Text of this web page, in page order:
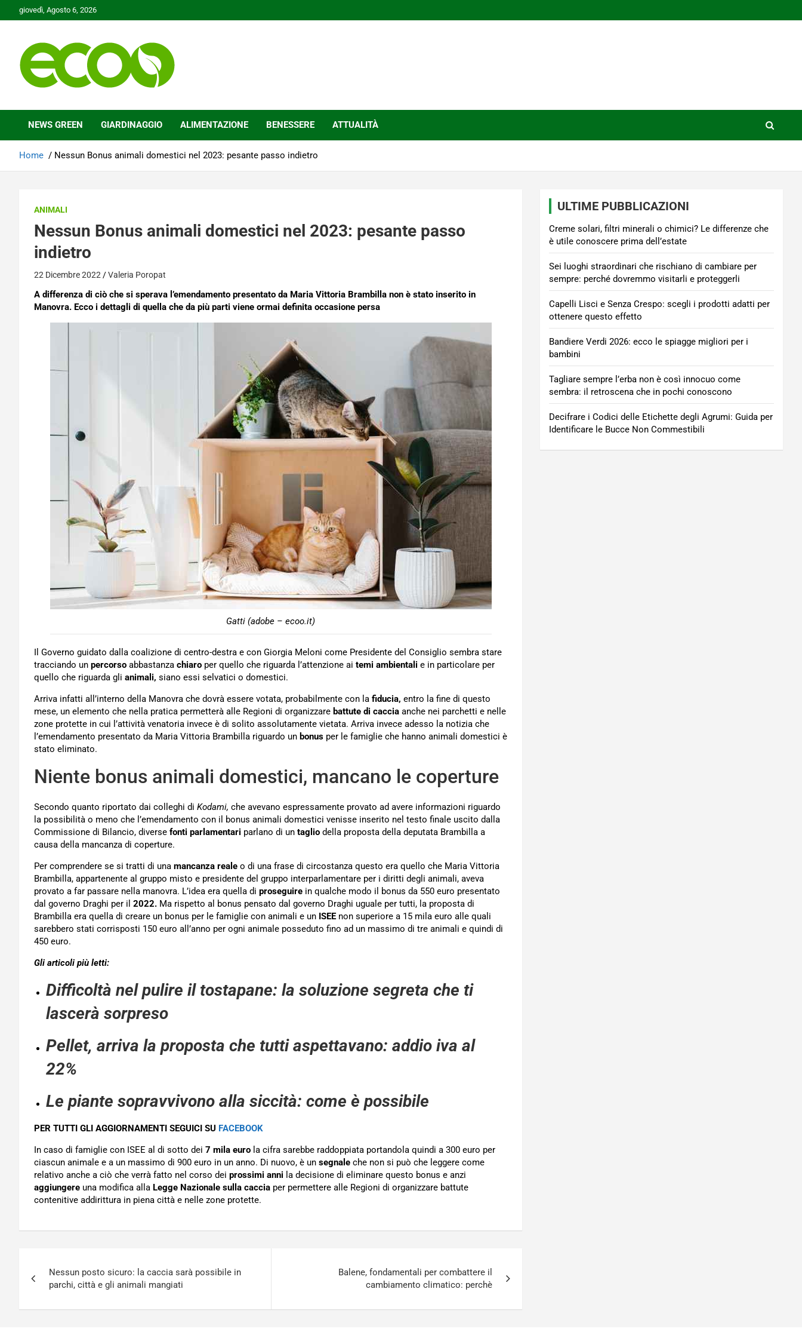
to
giovedì, Agosto 6, 2026
Ecoo.it
NEWS GREEN GIARDINAGGIO ALIMENTAZIONE BENESSERE ATTUALITÀ
Home Nessun Bonus animali domestici nel 2023: pesante passo indietro
ANIMALI
Nessun Bonus animali domestici nel 2023: pesante passo
indietro
22 Dicembre 2022 Valeria Poropat
A differenza di ciò che si sperava l’emendamento presentato da Maria Vittoria Brambilla non è stato inserito in
Manovra. Ecco i dettagli di quella che da più parti viene ormai definita occasione persa
Gatti (adobe – ecoo.it)
Il Governo guidato dalla coalizione di centro-destra e con Giorgia Meloni come Presidente del Consiglio sembra stare
tracciando un percorso abbastanza chiaro per quello che riguarda l’attenzione ai temi ambientali e in particolare per
quello che riguarda gli animali, siano essi selvatici o domestici.
Arriva infatti all’interno della Manovra che dovrà essere votata, probabilmente con la fiducia, entro la fine di questo
mese, un elemento che nella pratica permetterà alle Regioni di organizzare battute di caccia anche nei parchetti e nelle
zone protette in cui l’attività venatoria invece è di solito assolutamente vietata. Arriva invece adesso la notizia che
l’emendamento presentato da Maria Vittoria Brambilla riguardo un bonus per le famiglie che hanno animali domestici è
stato eliminato.
Niente bonus animali domestici, mancano le coperture
Secondo quanto riportato dai colleghi di Kodami, che avevano espressamente provato ad avere informazioni riguardo
la possibilità o meno che l’emendamento con il bonus animali domestici venisse inserito nel testo finale uscito dalla
Commissione di Bilancio, diverse fonti parlamentari parlano di un taglio della proposta della deputata Brambilla a
causa della mancanza di coperture.
Per comprendere se si tratti di una mancanza reale o di una frase di circostanza questo era quello che Maria Vittoria
Brambilla, appartenente al gruppo misto e presidente del gruppo interparlamentare per i diritti degli animali, aveva
provato a far passare nella manovra. L’idea era quella di proseguire in qualche modo il bonus da 550 euro presentato
dal governo Draghi per il 2022. Ma rispetto al bonus pensato dal governo Draghi uguale per tutti, la proposta di
Brambilla era quella di creare un bonus per le famiglie con animali e un ISEEnon superiore a 15 mila euro alle quali
sarebbero stati corrisposti 150 euro all’anno per ogni animale posseduto fino ad un massimo di tre animali e quindi di
450 euro.
Gli articoli più letti:
Difficoltà nel pulire il tostapane: la soluzione segreta che ti
lascerà sorpreso
Pellet, arriva la proposta che tutti aspettavano: addio iva al
22%
Le piante sopravvivono alla siccità: come è possibile
PER TUTTI GLI AGGIORNAMENTI SEGUICI SU FACEBOOK
In caso di famiglie con ISEE al di sotto dei 7 mila euro la cifra sarebbe raddoppiata portandola quindi a 300 euro per
ciascun animale e a un massimo di 900 euro in un anno. Di nuovo, è un segnale che non si può che leggere come
relativo anche a ciò che verrà fatto nel corso dei prossimi anni la decisione di eliminare questo bonus e anzi
aggiungere una modifica alla Legge Nazionale sulla caccia per permettere alle Regioni di organizzare battute
contenitive addirittura in piena città e nelle zone protette.
articoli
Nessun posto sicuro: la caccia sarà possibile in
parchi, città e gli animali mangiati
Balene, fondamentali per combattere il
cambiamento climatico: perchè
ULTIME PUBBLICAZIONI
Creme solari, filtri minerali o chimici? Le differenze che
è utile conoscere prima dell’estate
Sei luoghi straordinari che rischiano di cambiare per
sempre: perché dovremmo visitarli e proteggerli
Capelli Lisci e Senza Crespo: scegli i prodotti adatti per
ottenere questo effetto
Bandiere Verdi 2026: ecco le spiagge migliori per i
bambini
Tagliare sempre l’erba non è così innocuo come
sembra: il retroscena che in pochi conoscono
Decifrare i Codici delle Etichette degli Agrumi: Guida per
Identificare le Bucce Non Commestibili